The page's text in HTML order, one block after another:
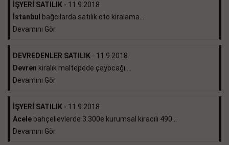
İŞYERİ SATILIK - 11.9.2018
İstanbul
bağcılarda satılık oto kiralama...
Devamını Gör
DEVREDENLER SATILIK - 11.9.2018
Devren kiralık maltepede çayocağı....
Devamını Gör
İŞYERİ SATILIK - 11.9.2018
Acele bahçelievlerde 3.300e kurumsal kiracılı 490...
Devamını Gör